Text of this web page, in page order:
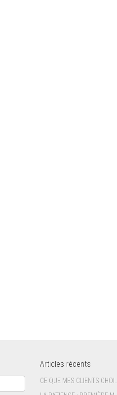
Articles récents